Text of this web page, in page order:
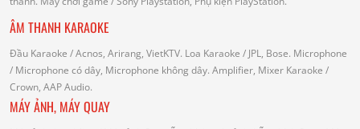
ÂM THANH KARAOKE
Đầu Karaoke / Acnos, Arirang, VietKTV. Loa Karaoke / JPL, Bose. Microphone
/ Microphone có dây, Microphone không dây. Amplifier, Mixer Karaoke /
Crown, AAP Audio.
MÁY ẢNH, MÁY QUAY